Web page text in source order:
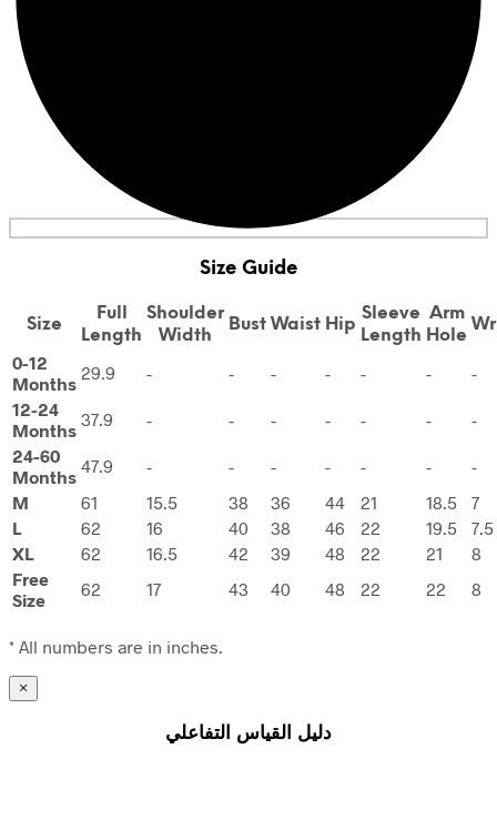
Size Guide
Size
Full
Length
Shoulder
Width
Bust Waist Hip
Sleeve
Length
Arm
Hole
0-12
Months
29.9 - - - - - -
-
12-24
Months
37.9 - - - - - -
-
24-60
Months
47.9 - - - - - -
-
M
61 15.5 38 36 44 21 18.5
7
L
62 16 40 38 46 22 19.5
7.5
XL
62 16.5 42 39 48 22 21
8
Free
Size
62 17 43 40 48 22 22 8
* All numbers are in inches.
×
دليل القياس التفاعلي